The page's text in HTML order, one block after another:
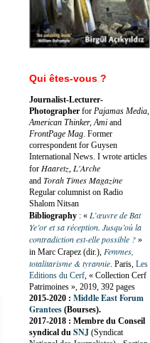
Qui êtes-vous ?
Journalist-Lecturer-
Photographer for Pajamas Media,
American Thinker, Ami and
FrontPage Mag. Former
correspondent for Guysen
International News. I wrote articles
for Haaretz, L'Arche
and Torah Times Magazine
Regular columnist on Radio
Shalom Nitsan
Bibliography : « L’œuvre de Bat
Ye’or et sa réception. Jusqu’où la
contradiction est-elle possible ? »
in Marc Crapez (dir.), Femmes,
totalitarisme & tyrannie. Paris, Les
Editions du Cerf, « Collection Cerf
Patrimoines », 2019, 392 pages
2015-2020 : Middle East Forum
Grantees (Bourses).
2017-2018 : Membre du Conseil
syndical du SNJ (Syndicat